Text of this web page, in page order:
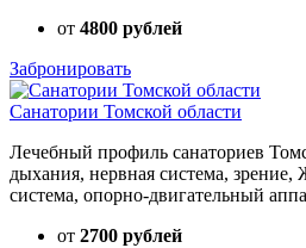
от 4800 рублей
Забронировать
Санатории Томской области
Лечебный профиль санаториев
дыхания, нервная система, зрение,
система, опорно-двигательный
от 2700 рублей